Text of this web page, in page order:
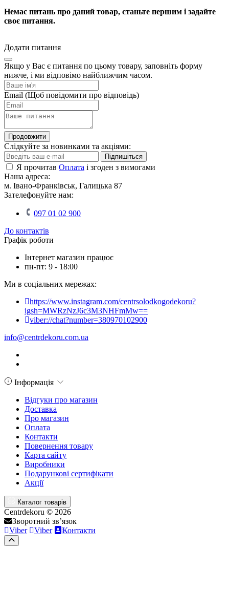
Немає питань про даний товар, станьте першим і задайте
своє питання.
Додати питання
Якщо у Вас є питання по цьому товару, заповніть форму
нижче, і ми відповімо найближчим часом.
Email (Щоб повідомити про відповідь)
Продовжити
Слідкуйте за новинками та акціями:
Підпишіться
Я прочитав Оплата і згоден з вимогами
Наша адреса:
м. Івано-Франківськ, Галицька 87
Зателефонуйте нам:
097 01 02 900
До контактів
Графік роботи
Інтернет магазин працює
пн-пт: 9 - 18:00
Ми в соціальних мережах:
https://www.instagram.com/centrsolodkogodekoru?
igsh=MWRzNzJ6c3M3NHFmMw==
viber://chat?number=380970102900
info@centrdekoru.com.ua
Інформація
Відгуки про магазин
Доставка
Про магазин
Оплата
Контакти
Повернення товару
Карта сайту
Виробники
Подарункові сертифікати
Акції
Каталог товарів
Centrdekoru © 2026
Зворотний зв’язок
Viber
Viber Контакти